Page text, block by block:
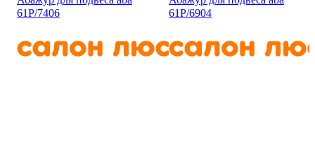
61P/7406
61P/6904